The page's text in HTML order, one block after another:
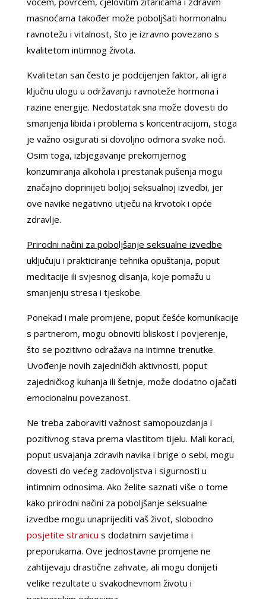
masnoćama također može poboljšati hormonalnu
ravnotežu i vitalnost, što je izravno povezano s
kvalitetom intimnog života.
Kvalitetan san često je podcijenjen faktor, ali igra
ključnu ulogu u održavanju ravnoteže hormona i
razine energije. Nedostatak sna može dovesti do
smanjenja libida i problema s koncentracijom, stoga
je važno osigurati si dovoljno odmora svake noći.
Osim toga, izbjegavanje prekomjernog
konzumiranja alkohola i prestanak pušenja mogu
značajno doprinijeti boljoj seksualnoj izvedbi, jer
ove navike negativno utječu na krvotok i opće
zdravlje.
Prirodni načini za poboljšanje seksualne izvedbe
uključuju i prakticiranje tehnika opuštanja, poput
meditacije ili svjesnog disanja, koje pomažu u
smanjenju stresa i tjeskobe.
Ponekad i male promjene, poput češće komunikacije
s partnerom, mogu obnoviti bliskost i povjerenje,
što se pozitivno odražava na intimne trenutke.
Uvođenje novih zajedničkih aktivnosti, poput
zajedničkog kuhanja ili šetnje, može dodatno ojačati
emocionalnu povezanost.
Ne treba zaboraviti važnost samopouzdanja i
pozitivnog stava prema vlastitom tijelu. Mali koraci,
poput usvajanja zdravih navika i brige o sebi, mogu
dovesti do većeg zadovoljstva i sigurnosti u
intimnim odnosima. Ako želite saznati više o tome
kako prirodni načini za poboljšanje seksualne
izvedbe mogu unaprijediti vaš život, slobodno
posjetite stranicu s dodatnim savjetima i
preporukama. Ove jednostavne promjene ne
zahtijevaju drastične zahvate, ali mogu donijeti
velike rezultate u svakodnevnom životu i